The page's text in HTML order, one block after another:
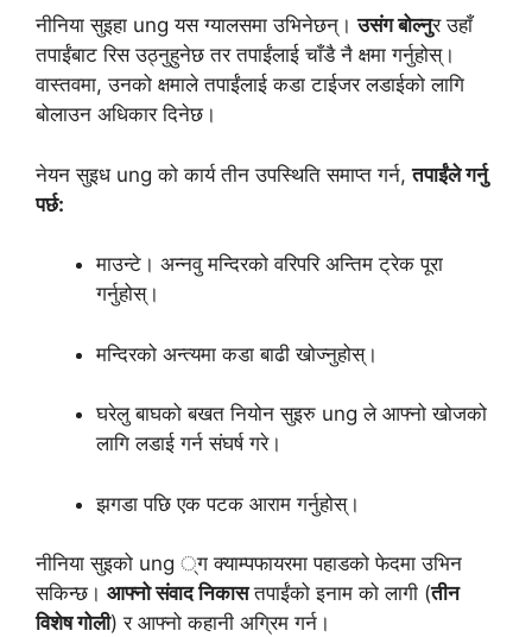
नीनिया सुइहा ung यस ग्यालसमा उभिनेछन्।उसंग बोल्नुर उहाँ
तपाईंबाट रिस उठ्नुहुनेछ तर तपाईंलाई चाँडै नै क्षमा गर्नुहोस्।
वास्तवमा, उनको क्षमाले तपाईंलाई कडा टाईजर लडाईको लागि
बोलाउन अधिकार दिनेछ।
नेयन सुइध ung को कार्य तीन उपस्थिति समाप्त गर्न,तपाईंले गर्नु
पर्छ:
माउन्टे। अन्नवु मन्दिरको वरिपरि अन्तिम ट्रेक पूरा
गर्नुहोस्।
मन्दिरको अन्त्यमा कडा बाढी खोज्नुहोस्।
घरेलु बाघको बखत नियोन सुइरु ung ले आफ्नो खोजको
लागि लडाई गर्न संघर्ष गरे।
झगडा पछि एक पटक आराम गर्नुहोस्।
नीनिया सुइको ung ्ग क्याम्पफायरमा पहाडको फेदमा उभिन
सकिन्छ। आफ्नो संवाद निकासतपाईंको इनाम को लागी (तीन
विशेष गोली) र आफ्नो कहानी अग्रिम गर्न।